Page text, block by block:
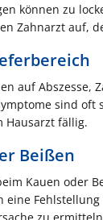
können zu
Zahnarzt auf,
auf
sind
Hausarzt fällig.
Beißen
Kauen oder